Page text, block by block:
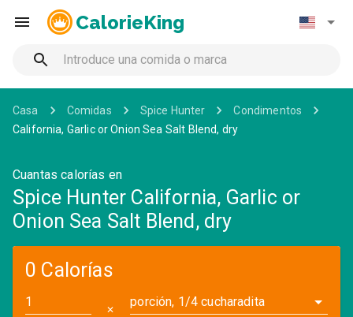
CalorieKing
Casa Comidas Spice Hunter
Condimentos
California, Garlic or Onion Sea Salt Blend, dry
Cuantas calorías en
Spice Hunter California, Garlic or
Onion Sea Salt Blend, dry
0 Calorías
✕
porción, 1/4 cucharadita